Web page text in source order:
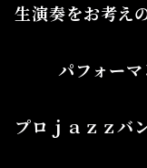
生演奏をお考え
パフォー
プロｊａｚｚバ